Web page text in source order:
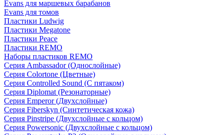
Evans для маршевых барабанов
Evans для томов
Пластики Ludwig
Пластики Megatone
Пластики Peace
Пластики REMO
Наборы пластиков REMO
Серия Ambassador (Однослойные)
Серия Colortone (Цветные)
Серия Controlled Sound (С пятаком)
Серия Diplomat (Резонаторные)
Серия Emperor (Двухслойные)
Серия Fiberskyn (Синтетическая кожа)
Серия Pinstripe (Двухслойные с кольцом)
Серия Powersonic (Двухслойные с кольцом)